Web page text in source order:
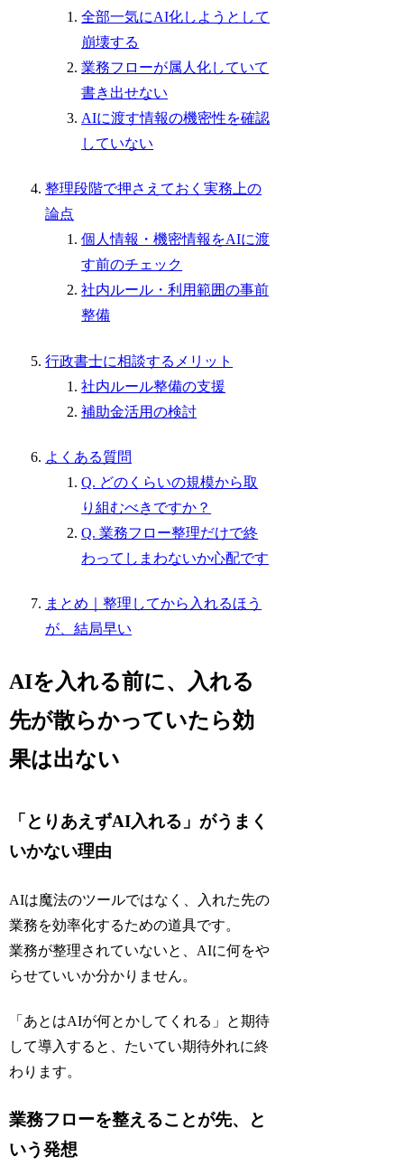
全部一気にAI化しようとして
崩壊する
業務フローが属人化していて
書き出せない
AIに渡す情報の機密性を確認
していない
整理段階で押さえておく実務上の
論点
個人情報・機密情報をAIに渡
す前のチェック
社内ルール・利用範囲の事前
整備
行政書士に相談するメリット
社内ルール整備の支援
補助金活用の検討
よくある質問
Q. どのくらいの規模から取
り組むべきですか？
Q. 業務フロー整理だけで終
わってしまわないか心配です
まとめ｜整理してから入れるほう
が、結局早い
AIを入れる前に、入れる
先が散らかっていたら効
果は出ない
「とりあえずAI入れる」がうまく
いかない理由
AIは魔法のツールではなく、入れた先の
業務を効率化するための道具です。
業務が整理されていないと、AIに何をや
らせていいか分かりません。
「あとはAIが何とかしてくれる」と期待
して導入すると、たいてい期待外れに終
わります。
業務フローを整えることが先、と
いう発想